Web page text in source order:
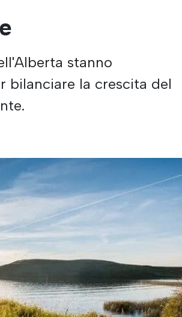
stanno
bilanciare la crescita del